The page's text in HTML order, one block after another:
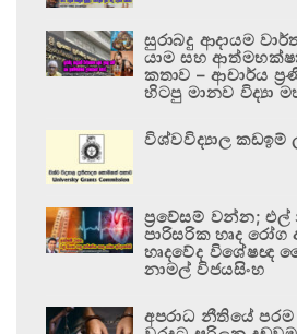
සුරාබදු ආදායම
යාම සහ
කතාව – ආචාර්ය
හිටපු මානව විද්‍යා
විශ්වවිද්‍යාල
ප්‍රවේසම් වන්න;
පාරිසරික හෘද රෝග
හෘදවේද විශේෂඥ
නාමල් විජයසිංහ
අපරාධ නීතියේ